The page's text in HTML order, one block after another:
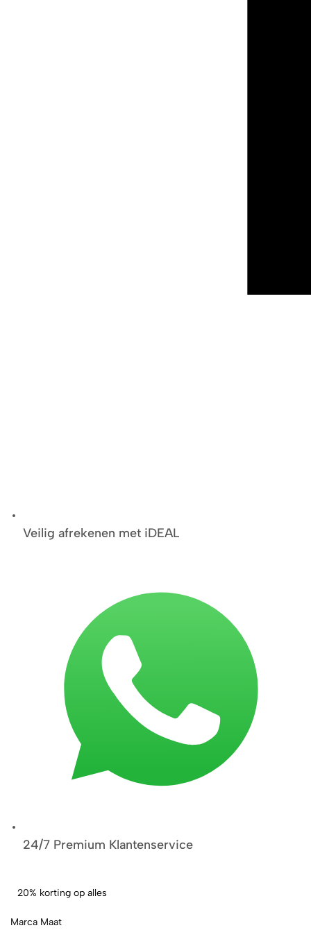
Veilig afrekenen met iDEAL
24/7 Premium Klantenservice
20% korting op alles
Marca Maat